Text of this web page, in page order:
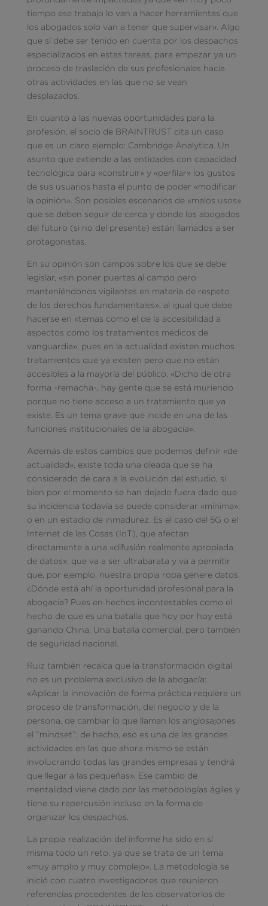
tiempo ese trabajo lo van a hacer herramientas que
los abogados solo van a tener que supervisar». Algo
que sí debe ser tenido en cuenta por los despachos
especializados en estas tareas, para empezar ya un
proceso de traslación de sus profesionales hacia
otras actividades en las que no se vean
desplazados.
En cuanto a las nuevas oportunidades para la
profesión, el socio de BRAINTRUST cita un caso
que es un claro ejemplo: Cambridge Analytica. Un
asunto que extiende a las entidades con capacidad
tecnológica para «construir» y «perfilar» los gustos
de sus usuarios hasta el punto de poder «modificar
la opinión». Son posibles escenarios de «malos usos»
que se deben seguir de cerca y donde los abogados
del futuro (si no del presente) están llamados a ser
protagonistas.
En su opinión son campos sobre los que se debe
legislar, «sin poner puertas al campo pero
manteniéndonos vigilantes en materia de respeto
de los derechos fundamentales», al igual que debe
hacerse en «temas como el de la accesibilidad a
aspectos como los tratamientos médicos de
vanguardia», pues en la actualidad existen muchos
tratamientos que ya existen pero que no están
accesibles a la mayoría del público. «Dicho de otra
forma -remacha-, hay gente que se está muriendo
porque no tiene acceso a un tratamiento que ya
existe. Es un tema grave que incide en una de las
funciones institucionales de la abogacía».
Además de estos cambios que podemos definir «de
actualidad», existe toda una oleada que se ha
considerado de cara a la evolución del estudio, si
bien por el momento se han dejado fuera dado que
su incidencia todavía se puede considerar «mínima»,
o en un estadio de inmadurez. Es el caso del 5G o el
Internet de las Cosas (IoT), que afectan
directamente a una «difusión realmente apropiada
de datos», que va a ser ultrabarata y va a permitir
que, por ejemplo, nuestra propia ropa genere datos.
¿Dónde está ahí la oportunidad profesional para la
abogacía? Pues en hechos incontestables como el
hecho de que es una batalla que hoy por hoy está
ganando China. Una batalla comercial, pero también
de seguridad nacional.
Ruiz también recalca que la transformación digital
no es un problema exclusivo de la abogacía:
«Aplicar la innovación de forma práctica requiere un
proceso de transformación, del negocio y de la
persona, de cambiar lo que llaman los anglosajones
el “mindset”; de hecho, eso es una de las grandes
actividades en las que ahora mismo se están
involucrando todas las grandes empresas y tendrá
que llegar a las pequeñas». Ese cambio de
mentalidad viene dado por las metodologías ágiles y
tiene su repercusión incluso en la forma de
organizar los despachos.
La propia realización del informe ha sido en sí
misma todo un reto, ya que se trata de un tema
«muy amplio y muy complejo». La metodología se
inició con cuatro investigadores que reunieron
referencias procedentes de los observatorios de